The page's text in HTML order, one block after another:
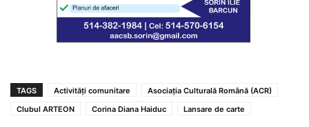
TAGS Activități comunitare
Asociația Culturală Română (ACR)
Clubul ARTEON
Corina Diana Haiduc Lansare de carte